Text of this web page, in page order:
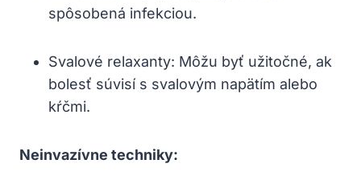
spôsobená infekciou.
Svalové relaxanty: Môžu byť užitočné, ak
bolesť súvisí s svalovým napätím alebo
kŕčmi.
Neinvazívne techniky: